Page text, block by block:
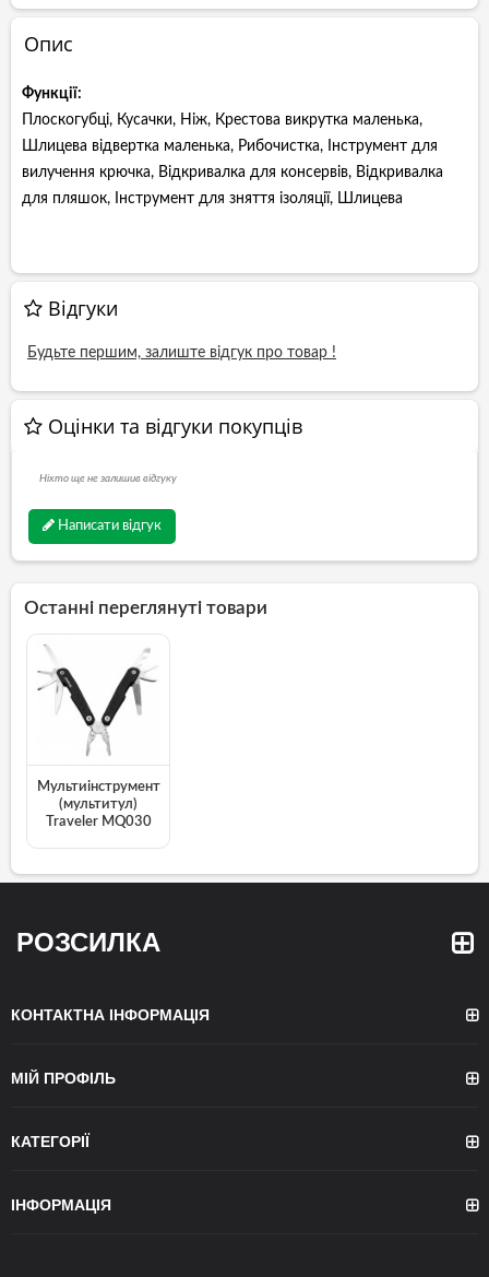
Опис
Функції:
Плоскогубці, Кусачки, Ніж, Крестова викрутка маленька,
Шлицева відвертка маленька, Рибочистка, Інструмент для
вилучення крючка, Відкривалка для консервів, Відкривалка
для пляшок, Інструмент для зняття ізоляції, Шлицева
Відгуки
Будьте першим, залиште відгук про товар !
Оцінки та відгуки покупців
Ніхто ще не залишив відгуку
Написати відгук
Останні переглянуті товари
Мультиінструмент
(мультитул)
Traveler MQ030
РОЗСИЛКА
КОНТАКТНА ІНФОРМАЦІЯ
МІЙ ПРОФІЛЬ
КАТЕГОРІЇ
ІНФОРМАЦІЯ